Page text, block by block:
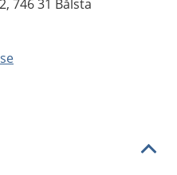
746 31 Bålsta